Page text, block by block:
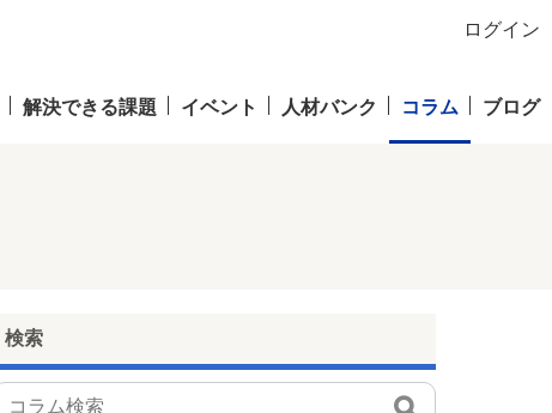
ログイン
解決できる課題 イベント 人材バンク コラム ブログ
検索